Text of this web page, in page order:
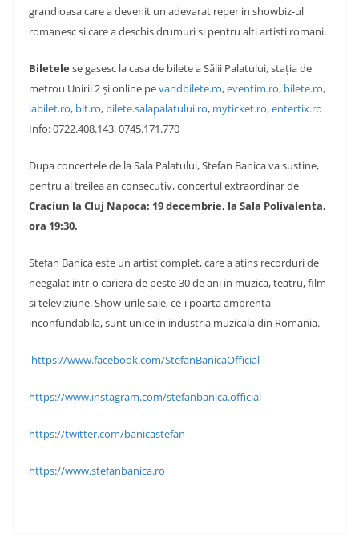
grandioasa care a devenit un adevarat reper in showbiz-ul
romanesc si care a deschis drumuri si pentru alti artisti romani.
Biletele se gasesc la casa de bilete a Sălii Palatului, stația de
metrou Unirii 2 și online pevandbilete.ro,eventim.ro, bilete.ro,
iabilet.ro, blt.ro, bilete.salapalatului.ro, myticket.ro,entertix.ro
Info: 0722.408.143, 0745.171.770
Dupa concertele de la Sala Palatului, Stefan Banica va sustine,
pentru al treilea an consecutiv, concertul extraordinar de
Craciun la Cluj Napoca: 19 decembrie, la Sala Polivalenta,
ora 19:30.
Stefan Banica este un artist complet, care a atins recorduri de
neegalat intr-o cariera de peste 30 de ani in muzica, teatru, film
si televiziune. Show-urile sale, ce-i poarta amprenta
inconfundabila, sunt unice in industria muzicala din Romania.
https://www.facebook.com/StefanBanicaOfficial
https://www.instagram.com/stefanbanica.official
https://twitter.com/banicastefan
https://www.stefanbanica.ro